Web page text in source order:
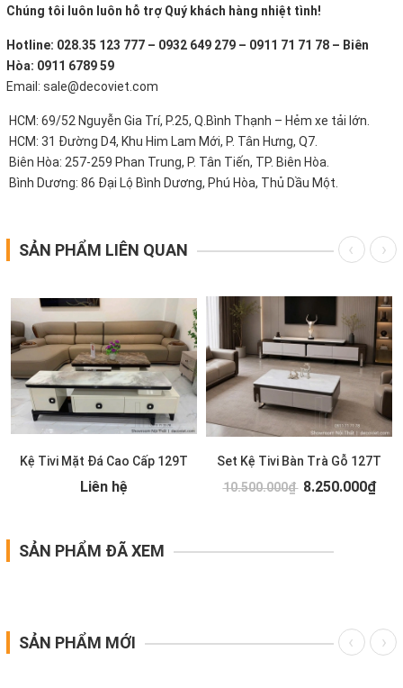
Chúng tôi luôn luôn hỗ trợ Quý khách hàng nhiệt tình!
Hotline: 028.35 123 777 – 0932 649 279 – 0911 71 71 78 – Biên
Hòa: 0911 6789 59
Email: sale@decoviet.com
HCM: 69/52 Nguyễn Gia Trí, P.25, Q.Bình Thạnh – Hẻm xe tải lớn.
HCM: 31 Đường D4, Khu Him Lam Mới, P. Tân Hưng, Q7.
Biên Hòa: 257-259 Phan Trung, P. Tân Tiến, TP. Biên Hòa.
Bình Dương: 86 Đại Lộ Bình Dương, Phú Hòa, Thủ Dầu Một.
SẢN PHẨM LIÊN QUAN
Kệ Tivi Mặt Đá Cao Cấp 129T
Liên hệ
Set Kệ Tivi Bàn Trà Gỗ 127T
10.500.000₫ 8.250.000₫
SẢN PHẨM ĐÃ XEM
SẢN PHẨM MỚI